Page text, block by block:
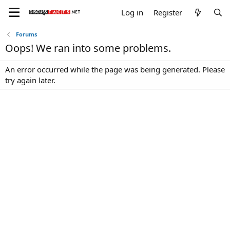
Log in Register
Forums
Oops! We ran into some problems.
An error occurred while the page was being generated. Please
try again later.